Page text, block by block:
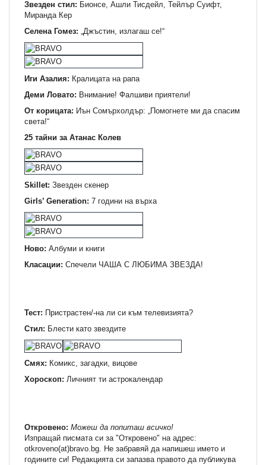
Звезден стил: Бионсе, Ашли Тисдейл, Тейлър Суифт,
Миранда Кер
Селена Гомез: „Джъстин, излагаш се!“
Иги Азалия: Кралицата на рапа
Деми Ловато: Внимание! Фалшиви приятели!
От корицата: Иън Сомърхолдър: „Помогнете ми да спасим
света!“
25 тайни за Атанас Колев
Skillet: Звезден скенер
Girls’ Generation: 7 години на върха
Ново: Албуми и книги
Класации: Спечели ЧАША С ЛЮБИМА ЗВЕЗДА!
Тест: Пристрастен/-на ли си към телевизията?
Стил: Блести като звездите
Смях: Комикс, загадки, вицове
Хороскоп: Личният ти астрокалендар
Откровено: Можеш да попиташ всичко!
Изпращай писмата си за "Откровено" на адрес:
otkroveno(at)bravo.bg. Не забравяй да напишеш името и
годините си! Редакцията си запазва правото да публикува